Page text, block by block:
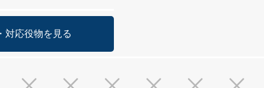
対応役物を見る